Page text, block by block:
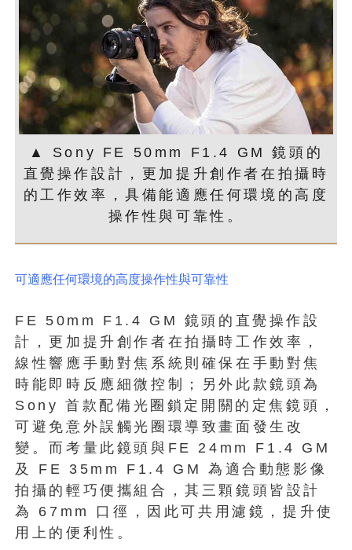
▲ Sony FE 50mm F1.4 GM 鏡頭的
直覺操作設計，更加提升創作者在拍攝時
的工作效率，具備能適應任何環境的高度
操作性與可靠性。
可適應任何環境的高度操作性與可靠性
FE 50mm F1.4 GM 鏡頭的直覺操作設
計，更加提升創作者在拍攝時工作效率，
線性響應手動對焦系統則確保在手動對焦
時能即時反應細微控制；另外此款鏡頭為
Sony 首款配備光圈鎖定開關的定焦鏡頭，
可避免意外誤觸光圈環導致畫⾯發⽣改
變。而考量此鏡頭與FE 24mm F1.4 GM
及 FE 35mm F1.4 GM 為適合動態影像
拍攝的輕巧便攜組合，其三顆鏡頭皆設計
為 67mm 口徑，因此可共用濾鏡，提升使
用上的便利性。